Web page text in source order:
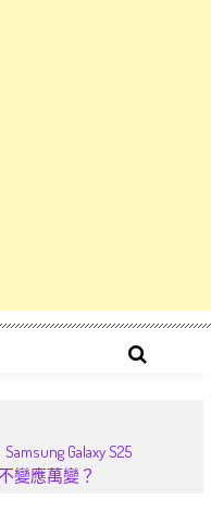
Galaxy S25
變應萬變？